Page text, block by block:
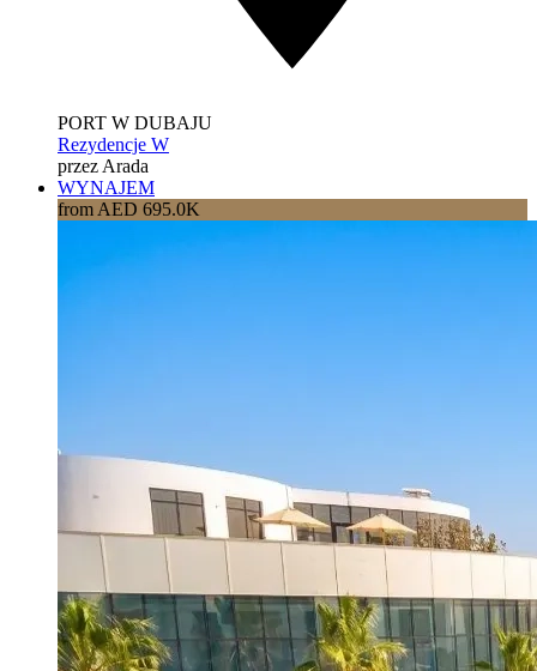
PORT W DUBAJU
Rezydencje W
przez Arada
WYNAJEM
from AED 695.0K